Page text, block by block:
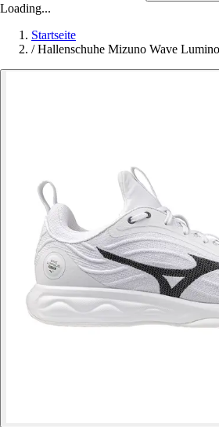
Loading...
Startseite
/ Hallenschuhe Mizuno Wave